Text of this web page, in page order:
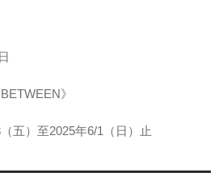
》
五）至2025年6/1（日）止